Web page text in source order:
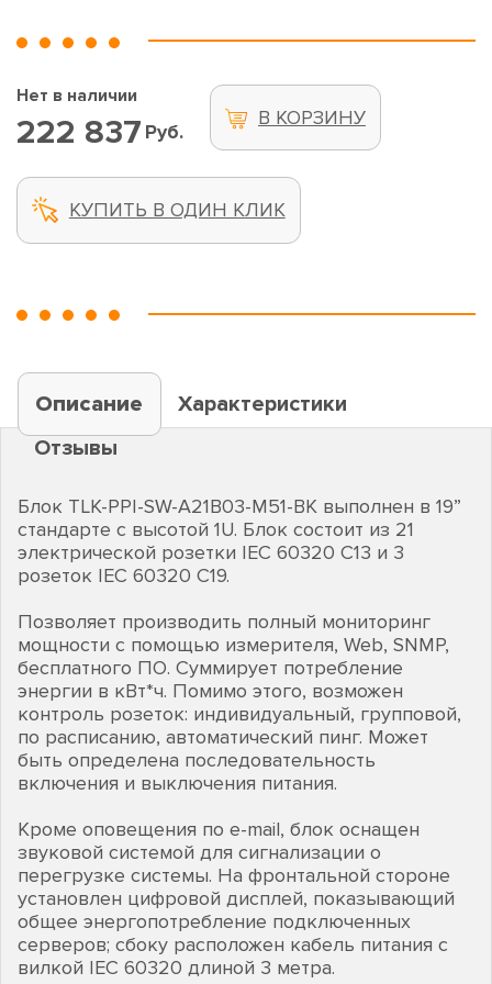
Нет в наличии
222 837 Руб.
В КОРЗИНУ
КУПИТЬ В ОДИН КЛИК
Описание
Характеристики
Отзывы
Блок TLK-PPI-SW-A21B03-M51-BK выполнен в 19”
стандарте с высотой 1U. Блок состоит из 21
электрической розетки IEC 60320 C13 и 3
розеток IEC 60320 C19.
Позволяет производить полный мониторинг
мощности с помощью измерителя, Web, SNMP,
бесплатного ПО. Суммирует потребление
энергии в кВт*ч. Помимо этого, возможен
контроль розеток: индивидуальный, групповой,
по расписанию, автоматический пинг. Может
быть определена последовательность
включения и выключения питания.
Кроме оповещения по e-mail, блок оснащен
звуковой системой для сигнализации о
перегрузке системы. На фронтальной стороне
установлен цифровой дисплей, показывающий
общее энергопотребление подключенных
серверов; сбоку расположен кабель питания с
вилкой IEC 60320 длиной 3 метра.